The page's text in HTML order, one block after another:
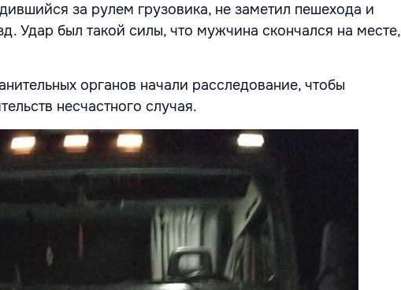
за рулем грузовика, не заметил пешехода и
Удар был такой силы, что мужчина скончался на месте,
органов начали расследование, чтобы
несчастного случая.